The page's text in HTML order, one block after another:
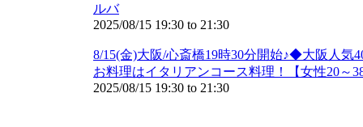
ルバ
2025/08/15 19:30 to 21:30
8/15(金)大阪/心斎橋19時30分開始♪◆大阪人
お料理はイタリアンコース料理！【女性20～
2025/08/15 19:30 to 21:30